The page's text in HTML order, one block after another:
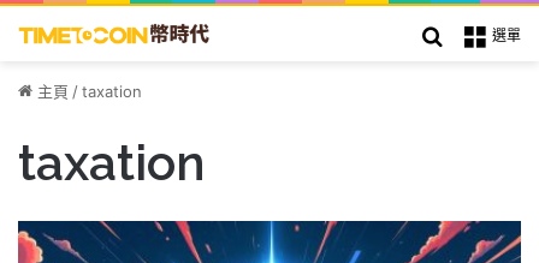
選單
搜索
主頁 /taxation
taxation